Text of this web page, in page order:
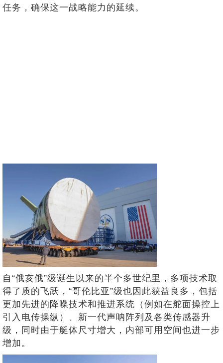
任务，确保这一战略能力的延续。
自“俄亥俄”级诞生以来的半个多世纪里，多项技术取
得了质的飞跃，“哥伦比亚”级也因此获益良多，包括
更加先进的降噪技术和推进系统（例如在舵面操控上
引入电传操纵）、新一代声呐阵列及各类传感器升
级，同时由于艇体尺寸增大，内部可用空间也进一步
增加。